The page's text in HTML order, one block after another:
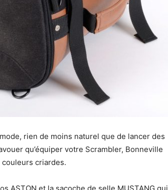
rien de moins naturel que de lancer des
qu’équiper votre Scrambler, Bonneville
criardes.
ASTON et la sacoche de selle MUSTANG qui